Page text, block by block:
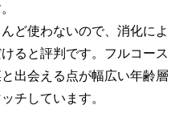
ど使わないので、消化によ
ると評判です。フルコース
出会える点が幅広い年齢層
チしています。